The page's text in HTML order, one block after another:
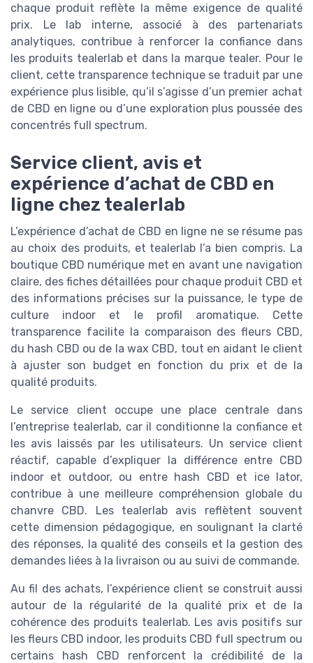
chaque produit reflète la même exigence de qualité
prix. Le lab interne, associé à des partenariats
analytiques, contribue à renforcer la confiance dans
les produits tealerlab et dans la marque tealer. Pour le
client, cette transparence technique se traduit par une
expérience plus lisible, qu’il s’agisse d’un premier achat
de CBD en ligne ou d’une exploration plus poussée des
concentrés full spectrum.
Service client, avis et
expérience d’achat de CBD en
ligne chez tealerlab
L’expérience d’achat de CBD en ligne ne se résume pas
au choix des produits, et tealerlab l’a bien compris. La
boutique CBD numérique met en avant une navigation
claire, des fiches détaillées pour chaque produit CBD et
des informations précises sur la puissance, le type de
culture indoor et le profil aromatique. Cette
transparence facilite la comparaison des fleurs CBD,
du hash CBD ou de la wax CBD, tout en aidant le client
à ajuster son budget en fonction du prix et de la
qualité produits.
Le service client occupe une place centrale dans
l’entreprise tealerlab, car il conditionne la confiance et
les avis laissés par les utilisateurs. Un service client
réactif, capable d’expliquer la différence entre CBD
indoor et outdoor, ou entre hash CBD et ice lator,
contribue à une meilleure compréhension globale du
chanvre CBD. Les tealerlab avis reflètent souvent
cette dimension pédagogique, en soulignant la clarté
des réponses, la qualité des conseils et la gestion des
demandes liées à la livraison ou au suivi de commande.
Au fil des achats, l’expérience client se construit aussi
autour de la régularité de la qualité prix et de la
cohérence des produits tealerlab. Les avis positifs sur
les fleurs CBD indoor, les produits CBD full spectrum ou
certains hash CBD renforcent la crédibilité de la